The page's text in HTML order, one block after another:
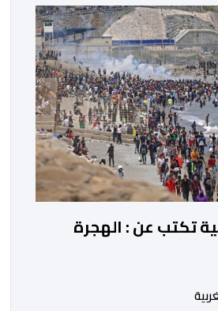
بالسعادة والصحة لشقيقه جلالة
والرفاه للشعب المغربي. […]
تكتب عن : الهجرة